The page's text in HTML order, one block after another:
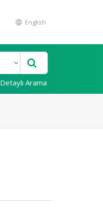
English
Detaylı Arama